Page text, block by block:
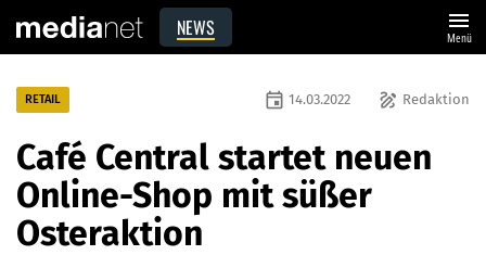
NEWS menu
Menü
RETAIL draw Redaktion
event 14.03.2022
Café Central startet neuen
Online-Shop mit süßer
Osteraktion